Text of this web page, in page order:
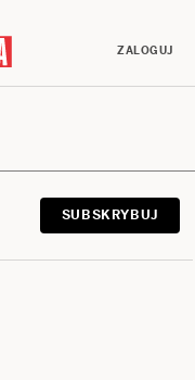
ZALOGUJ
SUBSKRYBUJ